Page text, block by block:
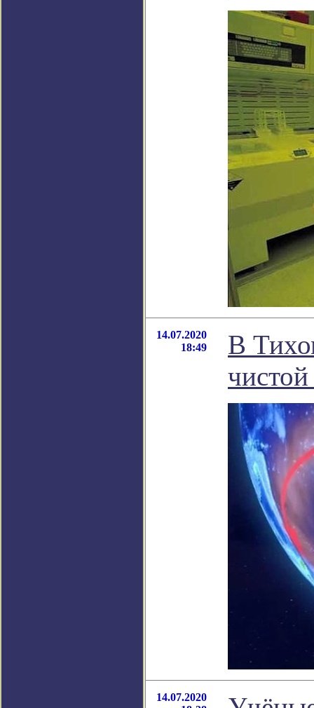
14.07.2020
18:49
В
14.07.2020